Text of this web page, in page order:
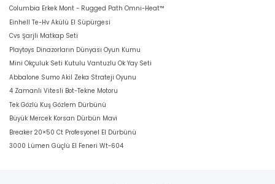
Columbia Erkek Mont - Rugged Path Omni-Heat™
Einhell Te-Hv Akülü El Süpürgesi
Cvs Şarjli Matkap Seti
Playtoys Dinazorların Dünyası Oyun Kumu
Mini Okçuluk Seti Kutulu Vantuzlu Ok Yay Seti
Abbalone Sumo Akil Zeka Strateji Oyunu
4 Zamanlı Vitesli Bot-Tekne Motoru
Tek Gözlü Kuş Gözlem Dürbünü
Büyük Mercek Korsan Dürbün Mavi
Breaker 20×50 Ct Profesyonel El Dürbünü
3000 Lümen Güçlü El Feneri Wt-604